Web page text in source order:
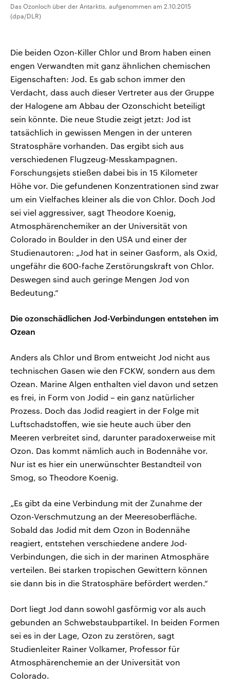
Das Ozonloch über der Antarktis, aufgenommen am 2.10.2015
(dpa/DLR)
Die beiden Ozon-Killer Chlor und Brom haben einen
engen Verwandten mit ganz ähnlichen chemischen
Eigenschaften: Jod. Es gab schon immer den
Verdacht, dass auch dieser Vertreter aus der Gruppe
der Halogene am Abbau der Ozonschicht beteiligt
sein könnte. Die neue Studie zeigt jetzt: Jod ist
tatsächlich in gewissen Mengen in der unteren
Stratosphäre vorhanden. Das ergibt sich aus
verschiedenen Flugzeug-Messkampagnen.
Forschungsjets stießen dabei bis in 15 Kilometer
Höhe vor. Die gefundenen Konzentrationen sind zwar
um ein Vielfaches kleiner als die von Chlor. Doch Jod
sei viel aggressiver, sagt Theodore Koenig,
Atmosphärenchemiker an der Universität von
Colorado in Boulder in den USA und einer der
Studienautoren: „Jod hat in seiner Gasform, als Oxid,
ungefähr die 600-fache Zerstörungskraft von Chlor.
Deswegen sind auch geringe Mengen Jod von
Bedeutung.“
Die ozonschädlichen Jod-Verbindungen entstehen im
Ozean
Anders als Chlor und Brom entweicht Jod nicht aus
technischen Gasen wie den FCKW, sondern aus dem
Ozean. Marine Algen enthalten viel davon und setzen
es frei, in Form von Jodid – ein ganz natürlicher
Prozess. Doch das Jodid reagiert in der Folge mit
Luftschadstoffen, wie sie heute auch über den
Meeren verbreitet sind, darunter paradoxerweise mit
Ozon. Das kommt nämlich auch in Bodennähe vor.
Nur ist es hier ein unerwünschter Bestandteil von
Smog, so Theodore Koenig.
„Es gibt da eine Verbindung mit der Zunahme der
Ozon-Verschmutzung an der Meeresoberfläche.
Sobald das Jodid mit dem Ozon in Bodennähe
reagiert, entstehen verschiedene andere Jod-
Verbindungen, die sich in der marinen Atmosphäre
verteilen. Bei starken tropischen Gewittern können
sie dann bis in die Stratosphäre befördert werden.“
Dort liegt Jod dann sowohl gasförmig vor als auch
gebunden an Schwebstaubpartikel. In beiden Formen
sei es in der Lage, Ozon zu zerstören, sagt
Studienleiter Rainer Volkamer, Professor für
Atmosphärenchemie an der Universität von
Colorado.